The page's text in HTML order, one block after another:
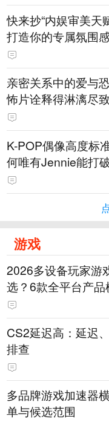
快来抄“内娱审美天
打造你的专属氛围
亲密关系中的爱与
怖片诠释得淋漓尽
K-POP偶像高度标
何唯有Jennie能打
游戏
2026多设备玩家游
选？6款全平台产
CS2延迟高：延迟
排查
多品牌游戏加速器
单与候选范围